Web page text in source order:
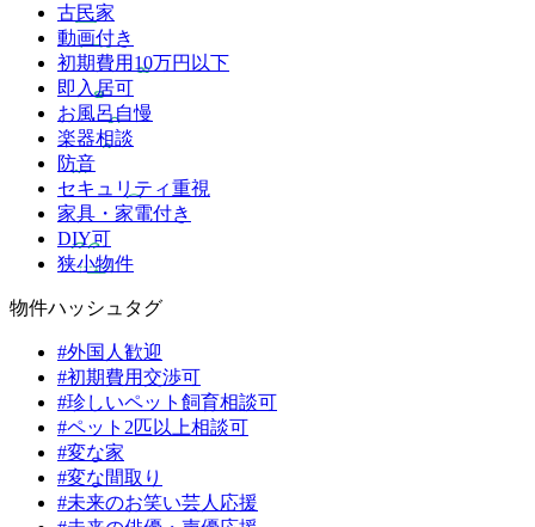
古民家
動画付き
初期費用10万円以下
即入居可
お風呂自慢
楽器相談
防音
セキュリティ重視
家具・家電付き
DIY可
狭小物件
物件ハッシュタグ
#外国人歓迎
#初期費用交渉可
#珍しいペット飼育相談可
#ペット2匹以上相談可
#変な家
#変な間取り
#未来のお笑い芸人応援